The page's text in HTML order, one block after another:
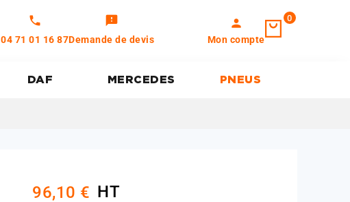
call
04 71 01 16 87
feedback
Demande de devis
person
Mon compte
0
DAF MERCEDES PNEUS
96,10 € HT